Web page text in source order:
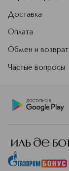
Доставка
Оплата
Обмен и возврат
Частые вопросы